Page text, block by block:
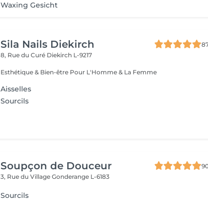
Waxing Gesicht
Sila Nails Diekirch
8, Rue du Curé Diekirch L-9217
Esthétique & Bien-être Pour L'Homme & La Femme
Aisselles
Sourcils
Soupçon de Douceur
3, Rue du VillageGonderange L-6183
Sourcils